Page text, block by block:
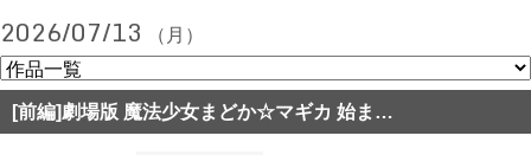
2026/07/13 （月）
[前編]劇場版 魔法少女まどか☆マギカ 始ま…